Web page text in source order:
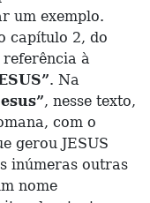
um exemplo.
capítulo 2, do
referência à
. Na
, nesse texto,
com o
gerou JESUS
inúmeras outras
nome